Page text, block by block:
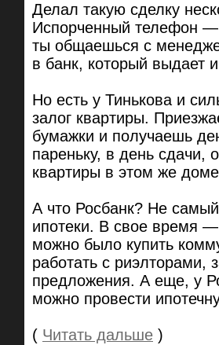
Делал такую сделку
Испорченный телефон
ты общаешься с
в банк, который выдает
Но есть у Тинькова и
залог квартиры.
бумажки и получаешь
пареньку, в день сдачи,
квартиры в этом же
А что Росбанк? Не
ипотеки. В свое время —
можно было купить
работать с риэлторами,
предложения. А еще, у
можно провести
( Читать дальше )